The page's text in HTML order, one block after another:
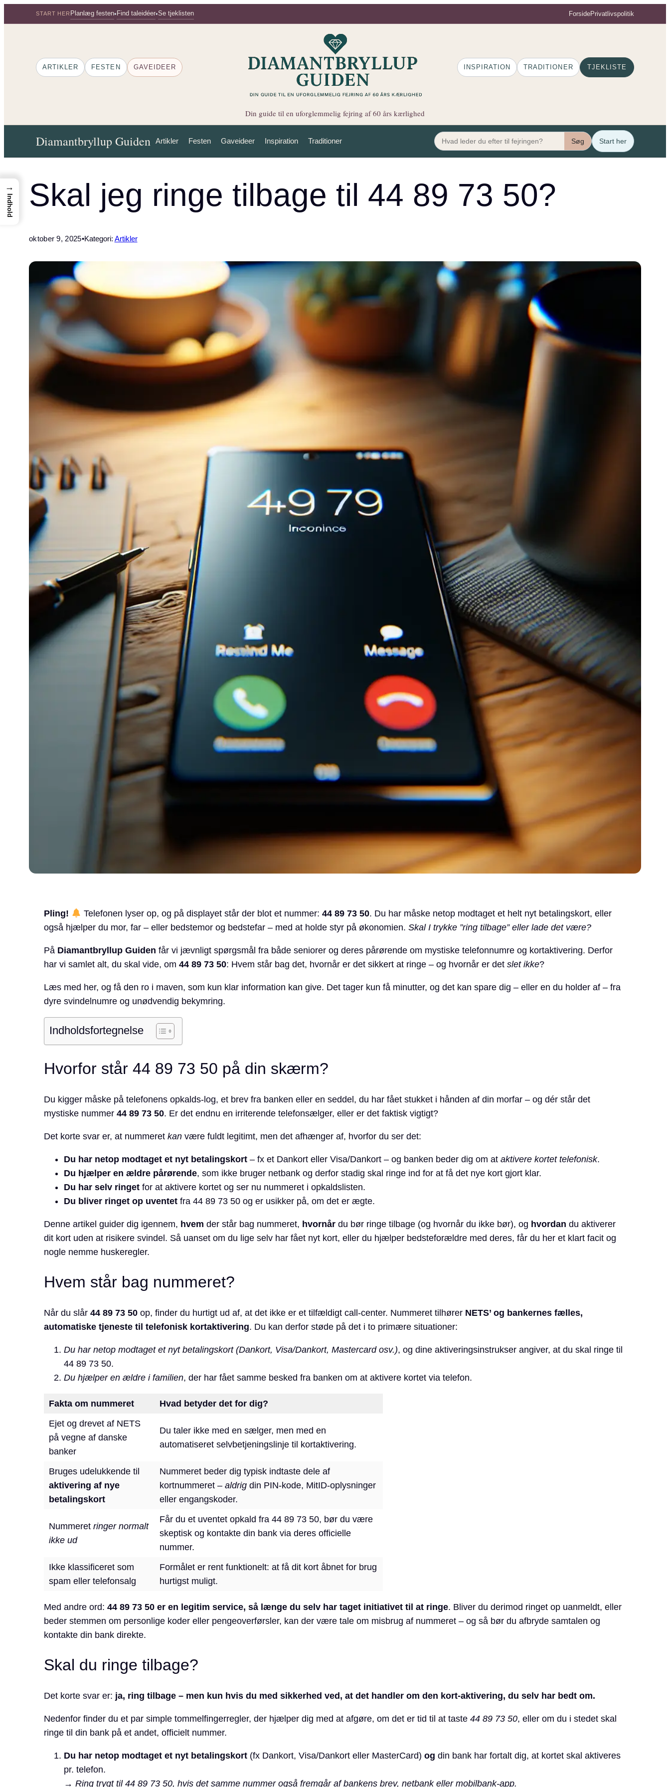
til
START HER Planlæg festen• Find taleidéer•Se tjeklisten ForsidePrivatlivspolitik
ARTIKLER FESTEN GAVEIDEER INSPIRATION TRADITIONER TJEKLISTE
Din guide til en uforglemmelig fejring af 60 års kærlighed
Diamantbryllup Guiden Artikler Festen Gaveideer Inspiration Traditioner Søg Start her
Skal jeg ringe tilbage til 44 89 73 50?
oktober 9, 2025•Kategori: Artikler
Pling! Telefonen lyser op, og på displayet står der blot et nummer:44 89 73 50. Du har måske netop modtaget et helt nyt betalingskort, eller
også hjælper du mor, far – eller bedstemor og bedstefar – med at holde styr på økonomien. Skal I trykke ”ring tilbage” eller lade det være?
På Diamantbryllup Guiden får vi jævnligt spørgsmål fra både seniorer og deres pårørende om mystiske telefonnumre og kortaktivering. Derfor
har vi samlet alt, du skal vide, om 44 89 73 50: Hvem står bag det, hvornår er det sikkert at ringe – og hvornår er det slet ikke?
Læs med her, og få den ro i maven, som kun klar information kan give. Det tager kun få minutter, og det kan spare dig – eller en du holder af – fra
dyre svindelnumre og unødvendig bekymring.
Indholdsfortegnelse
Hvorfor står 44 89 73 50 på din skærm?
Du kigger måske på telefonens opkalds-log, et brev fra banken eller en seddel, du har fået stukket i hånden af din morfar – og dér står det
mystiske nummer 44 89 73 50. Er det endnu en irriterende telefonsælger, eller er det faktisk vigtigt?
Det korte svar er, at nummeret kanvære fuldt legitimt, men det afhænger af, hvorfor du ser det:
Du har netop modtaget et nyt betalingskort– fx et Dankort eller Visa/Dankort – og banken beder dig om at aktivere kortet telefonisk.
Du hjælper en ældre pårørende, som ikke bruger netbank og derfor stadig skal ringe ind for at få det nye kort gjort klar.
Du har selv ringetfor at aktivere kortet og ser nu nummeret i opkaldslisten.
Du bliver ringet op uventetfra 44 89 73 50 og er usikker på, om det er ægte.
Denne artikel guider dig igennem, hvem der står bag nummeret, hvornårdu bør ringe tilbage (og hvornår du ikke bør), og hvordan du aktiverer
dit kort uden at risikere svindel. Så uanset om du lige selv har fået nyt kort, eller du hjælper bedsteforældre med deres, får du her et klart facit og
nogle nemme huskeregler.
Hvem står bag nummeret?
Når du slår 44 89 73 50op, finder du hurtigt ud af, at det ikke er et tilfældigt call-center. Nummeret tilhører NETS’ og bankernes fælles,
automatiske tjeneste til telefonisk kortaktivering. Du kan derfor støde på det i to primære situationer:
Du har netop modtaget et nyt betalingskort (Dankort, Visa/Dankort, Mastercard osv.), og dine aktiverings­instrukser angiver, at du skal ringe til
44 89 73 50.
Du hjælper en ældre i familien, der har fået samme besked fra banken om at aktivere kortet via telefon.
Fakta om nummeret
Hvad betyder det for dig?
Ejet og drevet af NETS
på vegne af danske
banker
Du taler ikke med en sælger, men med en
automatiseret selvbetjeningslinje til kortaktivering.
Bruges udelukkende til
aktivering af nye
betalingskort
Nummeret beder dig typisk indtaste dele af
kortnummeret – aldrigdin PIN-kode, MitID-oplysninger
eller engangskoder.
Nummeret ringer normalt
ikke ud
Får du et uventet opkald fra 44 89 73 50, bør du være
skeptisk og kontakte din bank via deres officielle
nummer.
Ikke klassificeret som
spam eller telefonsalg
Formålet er rent funktionelt: at få dit kort åbnet for brug
hurtigst muligt.
Med andre ord: 44 89 73 50 er en legitim service, så længe du selv har taget initiativet til at ringe. Bliver du derimod ringet op uanmeldt, eller
beder stemmen om personlige koder eller pengeoverførsler, kan der være tale om misbrug af nummeret – og så bør du afbryde samtalen og
kontakte din bank direkte.
Skal du ringe tilbage?
Det korte svar er: ja, ring tilbage – men kun hvis du med sikkerhed ved, at det handler om den kort-aktivering, du selv har bedt om.
Nedenfor finder du et par simple tommelfingerregler, der hjælper dig med at afgøre, om det er tid til at taste 44 89 73 50, eller om du i stedet skal
ringe til din bank på et andet, officielt nummer.
Du har netop modtaget et nyt betalingskort(fx Dankort, Visa/Dankort eller MasterCard) og din bank har fortalt dig, at kortet skal aktiveres
pr. telefon.
→ Ring trygt til 44 89 73 50, hvis det samme nummer også fremgår af bankens brev, netbank eller mobilbank-app.
→
Indhold